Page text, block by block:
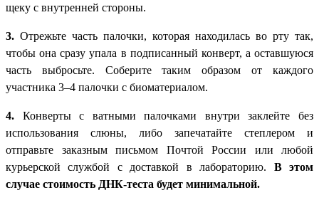
щеку с внутренней стороны.
3. Отрежьте часть палочки, которая находилась во рту так,
чтобы она сразу упала в подписанный конверт, а оставшуюся
часть выбросьте. Соберите таким образом от каждого
участника 3–4 палочки с биоматериалом.
4. Конверты с ватными палочками внутри заклейте без
использования слюны, либо запечатайте степлером и
отправьте заказным письмом Почтой России или любой
курьерской службой с доставкой в лабораторию. В этом
случае стоимость ДНК-теста будет минимальной.